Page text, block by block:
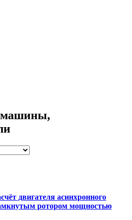
машины,
двигателя асинхронного
ротором мощностью